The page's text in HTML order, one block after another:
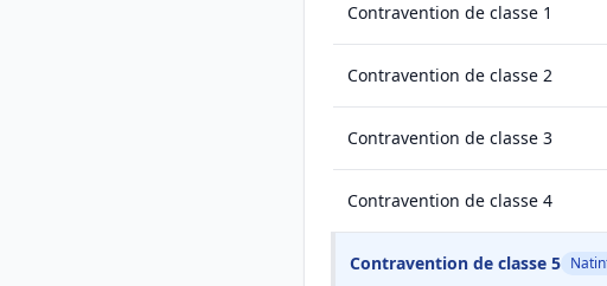
Contravention de classe 1
Contravention de classe 2
Contravention de classe 3
Contravention de classe 4
Contravention de classe 5